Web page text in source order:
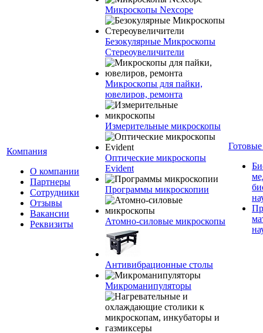
Компания
О компании
Партнеры
Сотрудники
Отзывы
Вакансии
Реквизиты
Микроскопы Nexcope
Безокулярные Микроскопы
Стереоувеличители
Микроскопы для пайки,
ювелиров, ремонта
Измерительные микроскопы
Оптические микроскопы
Evident
Программы микроскопии
Атомно-силовые микроскопы
Антивибрационные столы
Микроманипуляторы